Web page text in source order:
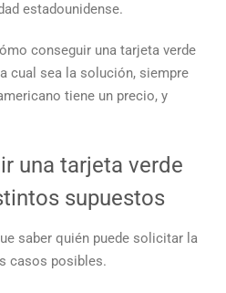
estadounidense.
conseguir una tarjeta verde
cual sea la solución, siempre
tiene un precio, y
una tarjeta verde
supuestos
saber quién puede solicitar la
casos posibles.